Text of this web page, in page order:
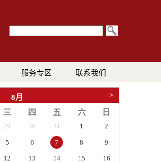
服务专区 联系我们
8月 >
三 四 五 六 日
29 30 31 1 2
5 6 7 8 9
12 13 14 15 16